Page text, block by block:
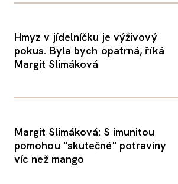
Hmyz v jídelníčku je výživový
pokus. Byla bych opatrná, říká
Margit Slimáková
Margit Slimáková: S imunitou
pomohou "skutečné" potraviny
víc než mango